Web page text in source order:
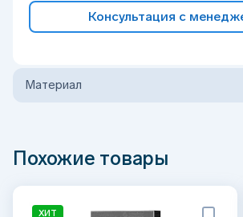
Консультация с
Материал
Похожие товары
ХИТ